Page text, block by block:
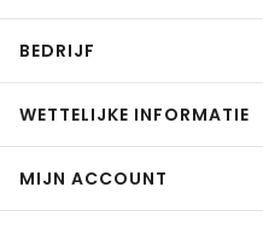
BEDRIJF
WETTELIJKE INFORMATIE
MIJN ACCOUNT